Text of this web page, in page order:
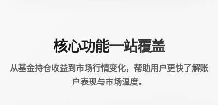
核心功能一站覆盖
从基金持仓收益到市场行情变化，帮助用户更快了解账
户表现与市场温度。